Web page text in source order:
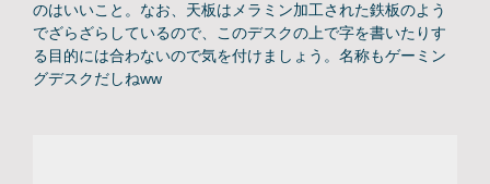
のはいいこと。なお、天板はメラミン加工された鉄板のよう
でざらざらしているので、このデスクの上で字を書いたりす
る目的には合わないので気を付けましょう。名称もゲーミン
グデスクだしねww